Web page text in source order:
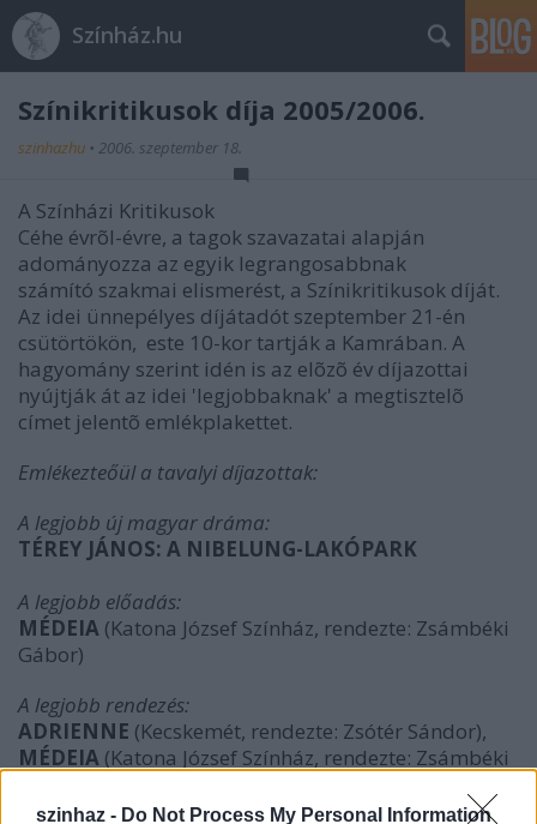
szinhaz - Do Not Process My Personal Information
Színház.hu
Színikritikusok díja 2005/2006.
szinhazhu • 2006. szeptember 18.
A Színházi Kritikusok
Céhe évrõl-évre, a tagok szavazatai alapján
adományozza az egyik legrangosabbnak
számító szakmai elismerést, a Színikritikusok díját.
Az idei ünnepélyes díjátadót szeptember 21-én
csütörtökön, este 10-kor tartják a Kamrában. A
hagyomány szerint idén is az elõzõ év díjazottai
nyújtják át az idei 'legjobbaknak' a megtisztelõ
címet jelentõ emlékplakettet.
Emlékezteőül a tavalyi díjazottak:
A legjobb új magyar dráma:
TÉREY JÁNOS: A NIBELUNG-LAKÓPARK
A legjobb előadás:
MÉDEIA (Katona József Színház, rendezte: Zsámbéki
Gábor)
A legjobb rendezés:
ADRIENNE (Kecskemét, rendezte: Zsótér Sándor),
MÉDEIA (Katona József Színház, rendezte: Zsámbéki